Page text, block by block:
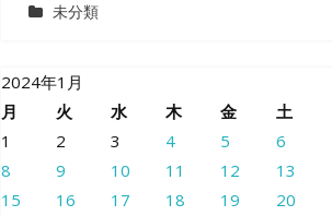
未分類
2024年1月
月
火 水 木 金 土
1 2 3 4 5 6
8
9 10 11 12 13
15
16 17 18 19 20